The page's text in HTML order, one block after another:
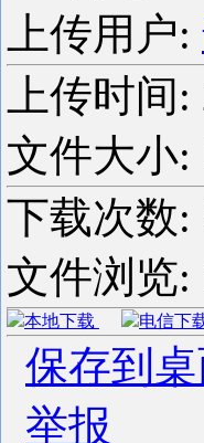
上传用户:
上传时间:
文件大小:
下载次数:
文件浏览:
本地下载 电信下
保存到
举报